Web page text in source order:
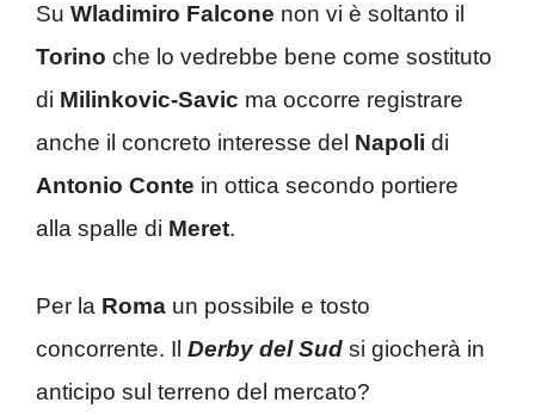
Su Wladimiro Falcone non vi è soltanto il
Torino che lo vedrebbe bene come sostituto
di Milinkovic-Savic ma occorre registrare
anche il concreto interesse del Napoli di
Antonio Conte in ottica secondo portiere
alla spalle di Meret.
Per la Roma un possibile e tosto
concorrente. Il Derby del Sud si giocherà in
anticipo sul terreno del mercato?